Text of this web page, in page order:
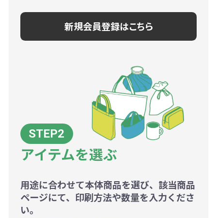
新規会員登録はこちら
アイテムを選ぶ
用途に合わせて本体商品を選び、該当商品
ページにて、印刷方法や数量を入力くださ
い。